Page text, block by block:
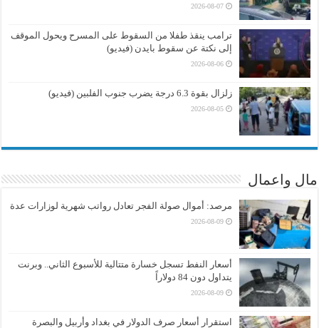
2026-08-07
ترامب ينقذ طفلا من السقوط على المسرح ويحول الموقف
إلى نكتة عن سقوط بايدن (فيديو)
2026-08-06
زلزال بقوة 6.3 درجة يضرب جنوب الفلبين (فيديو)
2026-08-05
مال واعمال
مرصد: أموال صولة الفجر تعادل رواتب شهرية لوزارات عدة
2026-08-09
أسعار النفط تسجل خسارة متتالية للأسبوع الثاني.. وبرنت
يتداول دون 84 دولاراً
2026-08-09
استقرار أسعار صرف الدولار في بغداد وأربيل والبصرة